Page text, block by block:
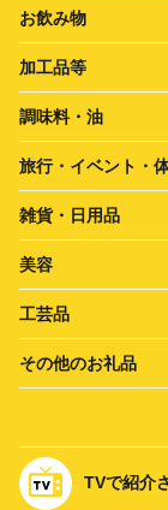
お飲み物
加工品等
調味料・油
旅行・イベント・
雑貨・日用品
美容
工芸品
その他のお礼品
TVで紹介